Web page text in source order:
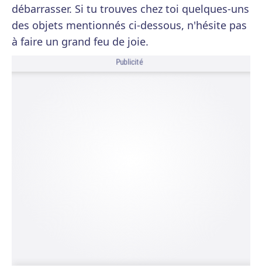
débarrasser. Si tu trouves chez toi quelques-uns
des objets mentionnés ci-dessous, n'hésite pas
à faire un grand feu de joie.
Publicité